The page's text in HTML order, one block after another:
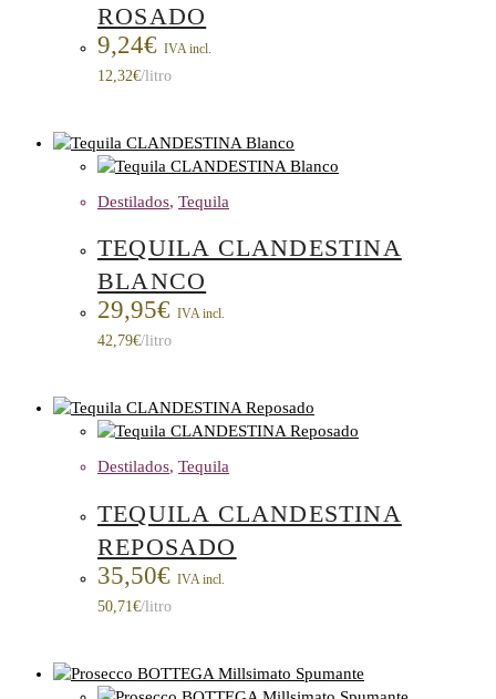
ROSADO
9,24€ IVA incl.
12,32€/litro
Destilados, Tequila
TEQUILA CLANDESTINA
BLANCO
29,95€ IVA incl.
42,79€/litro
Destilados, Tequila
TEQUILA CLANDESTINA
REPOSADO
35,50€ IVA incl.
50,71 €/litro